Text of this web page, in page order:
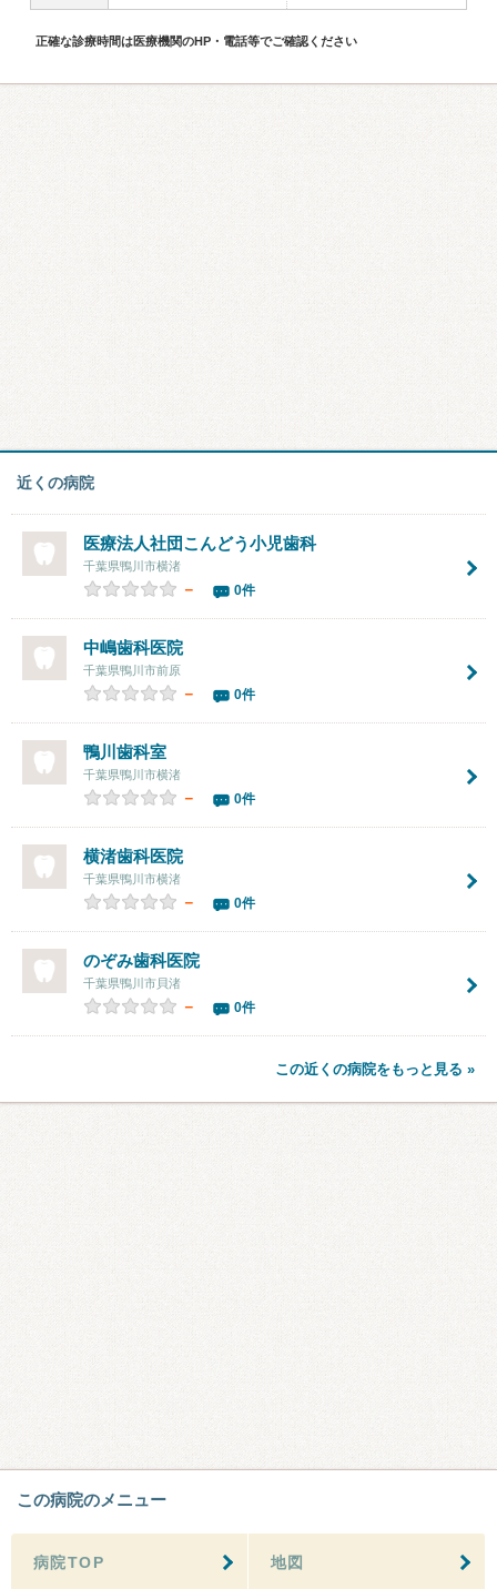
正確な診療時間は医療機関のHP・電話等でご確認ください
近くの病院
医療法人社団こんどう小児歯科
千葉県鴨川市横渚
－ 0件
中嶋歯科医院
千葉県鴨川市前原
－ 0件
鴨川歯科室
千葉県鴨川市横渚
－ 0件
横渚歯科医院
千葉県鴨川市横渚
－ 0件
のぞみ歯科医院
千葉県鴨川市貝渚
－ 0件
この近くの病院をもっと見る »
この病院のメニュー
病院TOP 地図